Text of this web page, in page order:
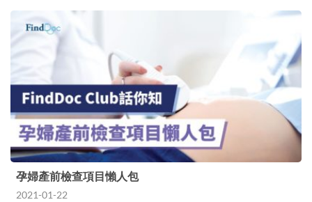
孕婦產前檢查項目懶人包
2021-01-22